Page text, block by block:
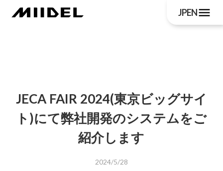
JECA FAIR 2024(東京ビッグサイ
ト)にて弊社開発のシステムをご
紹介します
2024/5/28
JPENmenu